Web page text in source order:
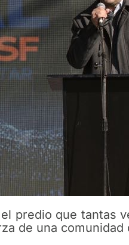
predio que tantas
de una